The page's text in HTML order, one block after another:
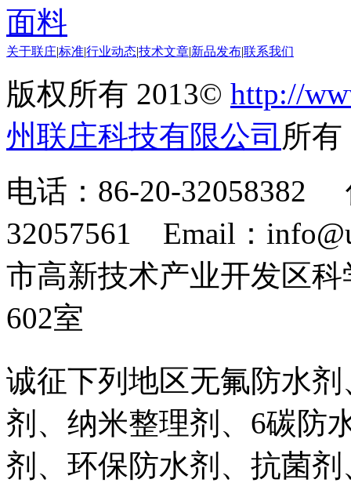
面料
关于联庄标准行业动态技术文章 新品发布联系我们
版权所有 2013© http://
州联庄科技有限公司 所
电话：86-20-32058382
32057561 Email：
市高新技术产业开发区
602室
诚征下列地区无氟防水
剂、纳米整理剂、6碳防
剂、环保防水剂、抗菌